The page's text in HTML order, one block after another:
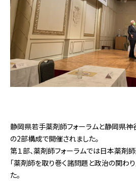
静岡県若手薬剤師フォーラムと静岡県
の2部構成で開催されました。
第１部、薬剤師フォーラムでは日本薬剤
「薬剤師を取り巻く諸問題と政治の関わ
た。